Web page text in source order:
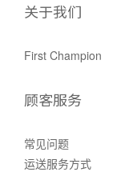
关于我们
First Champion
顾客服务
常见问题
运送服务方式